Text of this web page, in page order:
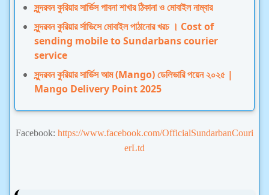
সুন্দরবন কুরিয়ার সার্ভিস পাবনা শাখার ঠিকানা ও মোবাইল নাম্বার
সুন্দরবন কুরিয়ার র্সাভিসে মোবাইল পাঠানোর খরচ । Cost of
sending mobile to Sundarbans courier
service
সুন্দরবন কুরিয়ার সার্ভিস আম (Mango) ডেলিভারি পয়েন ২০২৫ |
Mango Delivery Point 2025
Facebook: https://www.facebook.com/OfficialSundarbanCouri
erLtd